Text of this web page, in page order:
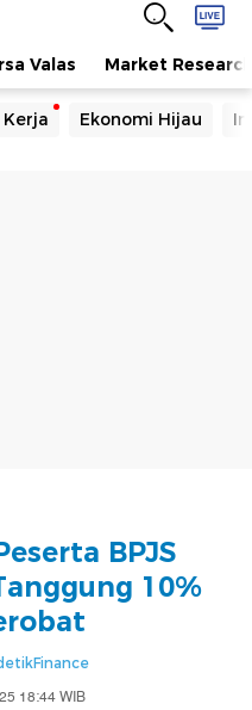
Valas Market Research
Kerja Ekonomi Hijau
BPJS
10%
18:44 WIB